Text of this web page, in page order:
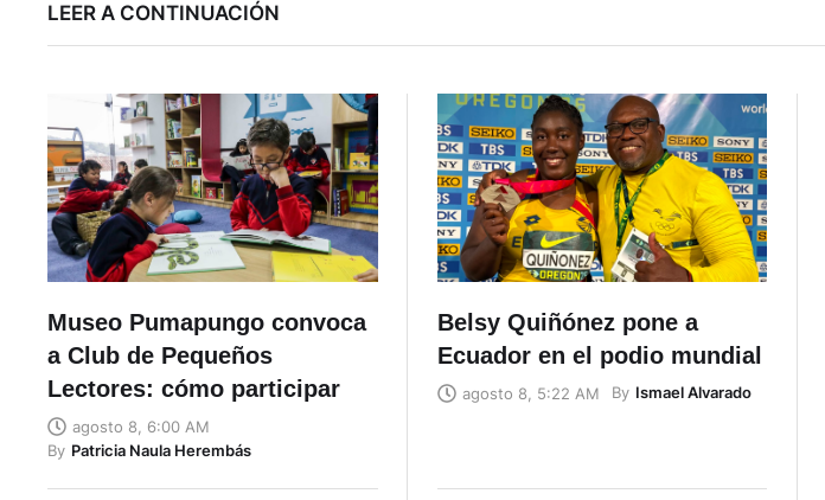
LEER A CONTINUACIÓN
Museo Pumapungo convoca
a Club de Pequeños
Lectores: cómo participar
agosto 8, 6:00 AM
By Patricia Naula Herembás
Belsy Quiñónez pone a
Ecuador en el podio mundial
agosto 8, 5:22 AM By Ismael Alvarado